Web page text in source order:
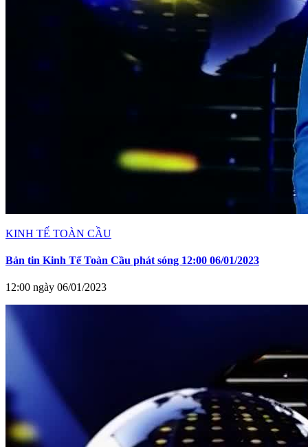
KINH TẾ TOÀN CẦU
Bản tin Kinh Tế Toàn Cầu phát sóng 12:00 06/01/2023
12:00 ngày 06/01/2023